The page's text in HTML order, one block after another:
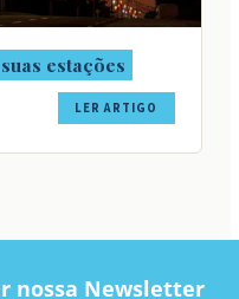
estações
LER ARTIGO
nossa Newsletter